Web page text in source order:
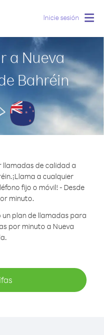
Inicie sesión
a Nueva
Bahréin
llamadas de calidad a
¡Llama a cualquier
fijo o móvil! - Desde
minuto.
plan de llamadas para
por minuto a Nueva